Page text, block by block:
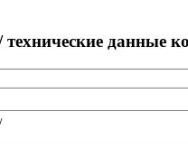
технические данные